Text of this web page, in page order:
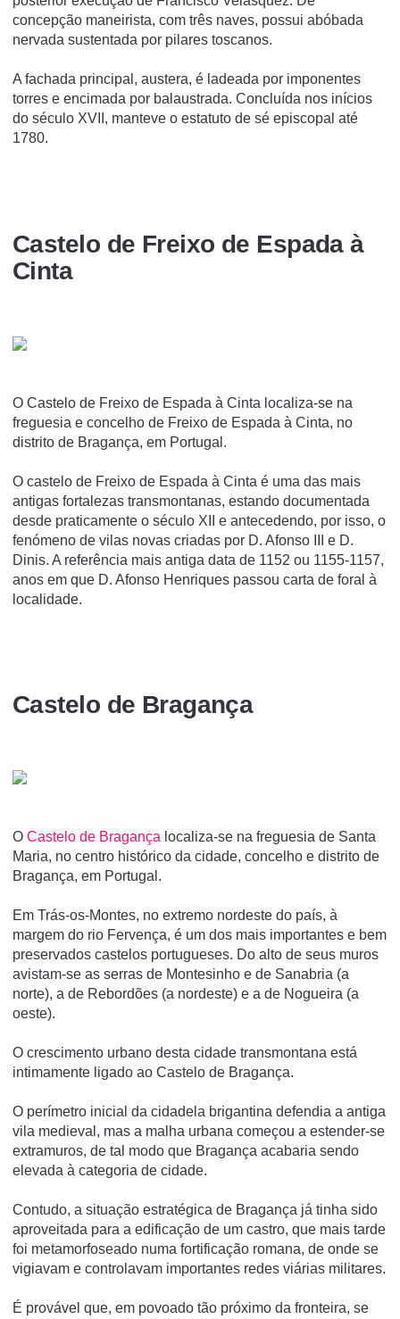
concepção maneirista, com três naves, possui abóbada
nervada sustentada por pilares toscanos.
A fachada principal, austera, é ladeada por imponentes
torres e encimada por balaustrada. Concluída nos inícios
do século XVII, manteve o estatuto de sé episcopal até
1780.
Castelo de Freixo de Espada à
Cinta
O Castelo de Freixo de Espada à Cinta localiza-se na
freguesia e concelho de Freixo de Espada à Cinta, no
distrito de Bragança, em Portugal.
O castelo de Freixo de Espada à Cinta é uma das mais
antigas fortalezas transmontanas, estando documentada
desde praticamente o século XII e antecedendo, por isso, o
fenómeno de vilas novas criadas por D. Afonso III e D.
Dinis. A referência mais antiga data de 1152 ou 1155-1157,
anos em que D. Afonso Henriques passou carta de foral à
localidade.
Castelo de Bragança
O Castelo de Bragança localiza-se na freguesia de Santa
Maria, no centro histórico da cidade, concelho e distrito de
Bragança, em Portugal.
Em Trás-os-Montes, no extremo nordeste do paí­s, à
margem do rio Fervença, é um dos mais importantes e bem
preservados castelos portugueses. Do alto de seus muros
avistam-se as serras de Montesinho e de Sanabria (a
norte), a de Rebordões (a nordeste) e a de Nogueira (a
oeste).
O crescimento urbano desta cidade transmontana está
intimamente ligado ao Castelo de Bragança.
O perímetro inicial da cidadela brigantina defendia a antiga
vila medieval, mas a malha urbana começou a estender-se
extramuros, de tal modo que Bragança acabaria sendo
elevada à categoria de cidade.
Contudo, a situação estratégica de Bragança já tinha sido
aproveitada para a edificação de um castro, que mais tarde
foi metamorfoseado numa fortificação romana, de onde se
vigiavam e controlavam importantes redes viárias militares.
É provável que, em povoado tão próximo da fronteira, se